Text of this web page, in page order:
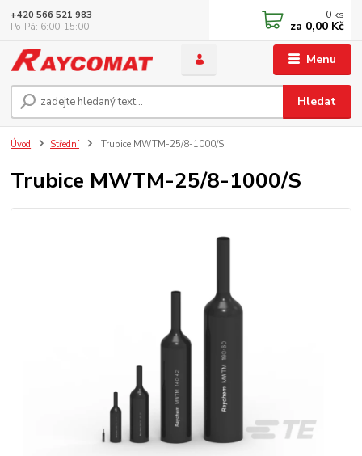
Menu
Hledat
+420 566 521 983
Po-Pá: 6:00-15:00
0 ks
za 0,00 Kč
Úvod Střední Trubice MWTM-25/8-1000/S
Trubice MWTM-25/8-1000/S